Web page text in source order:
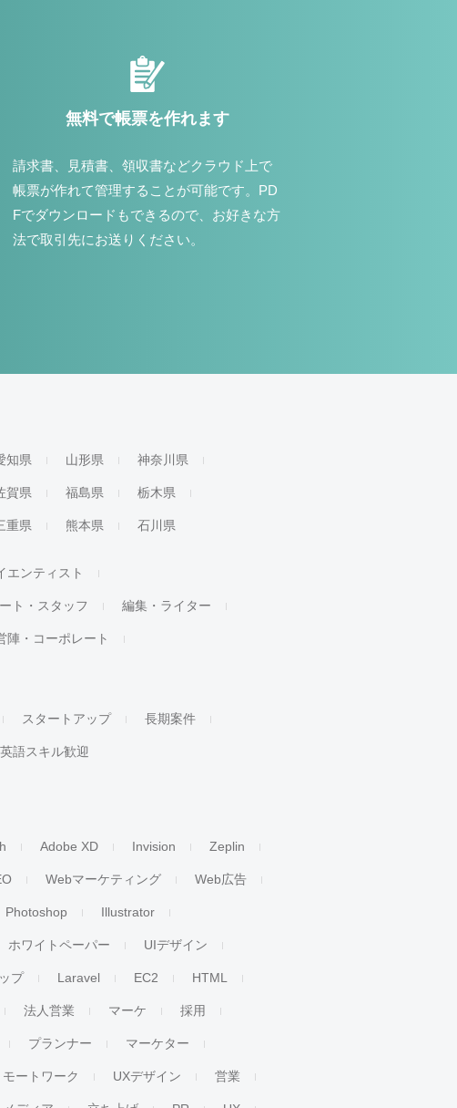
無料で帳票を作れます
請求書、見積書、領収書などクラウド上で
帳票が作れて管理することが可能です。PD
Fでダウンロードもできるので、お好きな方
法で取引先にお送りください。
知県 山形県 神奈川県
賀県 福島県 栃木県
重県 熊本県 石川県
エンティスト
ト・スタッフ 編集・ライター
陣・コーポレート
スタートアップ 長期案件
英語スキル歓迎
Adobe XD Invision Zeplin
Webマーケティング Web広告
Photoshop Illustrator
ホワイトペーパー UIデザイン
プ Laravel EC2 HTML
法人営業 マーケ 採用
プランナー マーケター
モートワーク UXデザイン 営業